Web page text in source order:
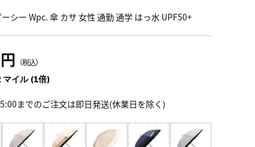
シー Wpc. 傘 カサ 女性 通勤 通学 はっ水 UPF50+
（税込）
マイル (1倍)
までのご注文は即日発送(休業日を除く)